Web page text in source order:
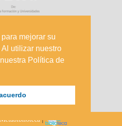
mejorar su
utilizar nuestro
Política de
|